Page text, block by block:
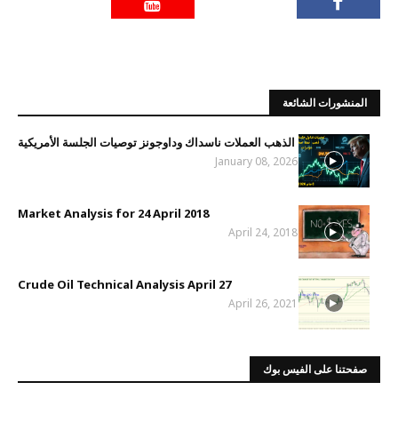
المنشورات الشائعة
الذهب العملات ناسداك وداوجونز توصيات الجلسة الأمريكية
January 08, 2026
Market Analysis for 24 April 2018
April 24, 2018
Crude Oil Technical Analysis April 27
April 26, 2021
صفحتنا على الفيس بوك